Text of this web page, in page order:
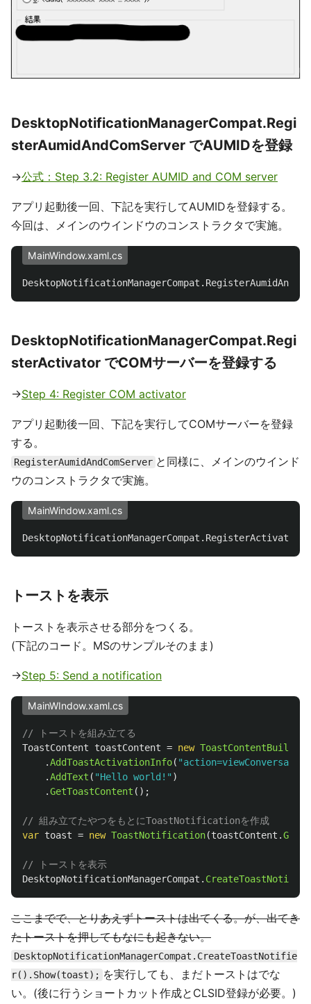
DesktopNotificationManagerCompat.Regi
sterAumidAndComServer でAUMIDを登録
→公式：Step 3.2: Register AUMID and COM server
アプリ起動後一回、下記を実行してAUMIDを登録する。
今回は、メインのウインドウのコンストラクタで実施。
MainWindow.xaml.cs
DesktopNotificationManagerCompat .
DesktopNotificationManagerCompat.Regi
sterActivator でCOMサーバーを登録する
→Step 4: Register COM activator
アプリ起動後一回、下記を実行してCOMサーバーを登録
する。
RegisterAumidAndComServer と同様に、メインのウインド
ウのコンストラクタで実施。
MainWindow.xaml.cs
DesktopNotificationManagerCompat . RegisterActivator
トーストを表示
トーストを表示させる部分をつくる。
(下記のコード。MSのサンプルそのまま)
→Step 5: Send a notification
MainWIndow.xaml.cs
// トーストを組み立てる
ToastContent
toastContent = new ToastContentBuilder
.AddToastActivationInfo(
.AddText ( "Hello world!" )
.GetToastContent ();
// 組み立てたやつをもとにToastNotificationを作成
var toast = new ToastNotification(toastContent .
// トーストを表示
DesktopNotificationManagerCompat . CreateToastNotifier
ここまでで、とりあえずトーストは出てくる。が、出てき
たトーストを押してもなにも起きない。
DesktopNotificationManagerCompat.CreateToastNotifie
r().Show(toast); を実行しても、まだトーストはでな
い。(後に行うショートカット作成とCLSID登録が必要。)